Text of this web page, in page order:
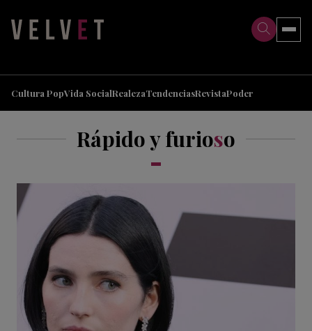
Cultura PopVida SocialRealezaTendenciasRevistaPoder
Rápido y furioso